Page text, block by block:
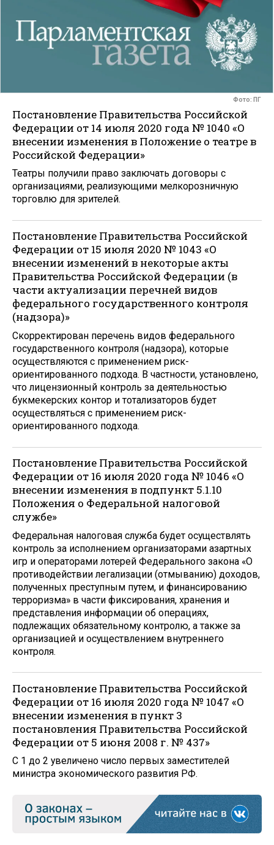
Фото: ПГ
Постановление Правительства Российской
Федерации от 14 июля 2020 года № 1040 «О
внесении изменения в Положение о театре в
Российской Федерации»
Театры получили право заключать договоры с
организациями, реализующими мелкорозничную
торговлю для зрителей.
Постановление Правительства Российской
Федерации от 15 июля 2020 № 1043 «О
внесении изменений в некоторые акты
Правительства Российской Федерации (в
части актуализации перечней видов
федерального государственного контроля
(надзора)»
Скорректирован перечень видов федерального
государственного контроля (надзора), которые
осуществляются с применением риск-
ориентированного подхода. В частности, установлено,
что лицензионный контроль за деятельностью
букмекерских контор и тотализаторов будет
осуществляться с применением риск-
ориентированного подхода.
Постановление Правительства Российской
Федерации от 16 июля 2020 года № 1046 «О
внесении изменения в подпункт 5.1.10
Положения о Федеральной налоговой
службе»
Федеральная налоговая служба будет осуществлять
контроль за исполнением организаторами азартных
игр и операторами лотерей Федерального закона «О
противодействии легализации (отмыванию) доходов,
полученных преступным путем, и финансированию
терроризма» в части фиксирования, хранения и
представления информации об операциях,
подлежащих обязательному контролю, а также за
организацией и осуществлением внутреннего
контроля.
Постановление Правительства Российской
Федерации от 16 июля 2020 года № 1047 «О
внесении изменения в пункт 3
постановления Правительства Российской
Федерации от 5 июня 2008 г. № 437»
С 1 до 2 увеличено число первых заместителей
министра экономического развития РФ.